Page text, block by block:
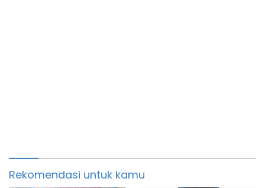
Rekomendasi untuk kamu